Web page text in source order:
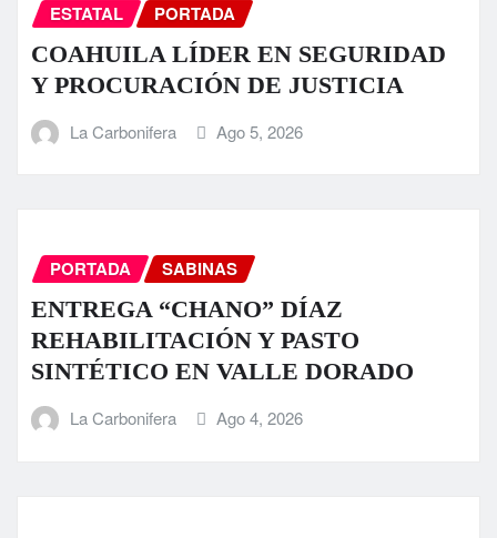
ESTATAL PORTADA
COAHUILA LÍDER EN SEGURIDAD
Y PROCURACIÓN DE JUSTICIA
La Carbonifera Ago 5, 2026
PORTADA SABINAS
ENTREGA “CHANO” DÍAZ
REHABILITACIÓN Y PASTO
SINTÉTICO EN VALLE DORADO
La Carbonifera Ago 4, 2026